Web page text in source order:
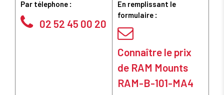
Par télephone :
02 52 45 00 20
En remplissant le
formulaire :
Connaître le prix
de RAM Mounts
RAM-B-101-MA4